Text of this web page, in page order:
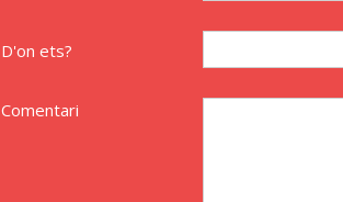
D'on ets?
Comentari